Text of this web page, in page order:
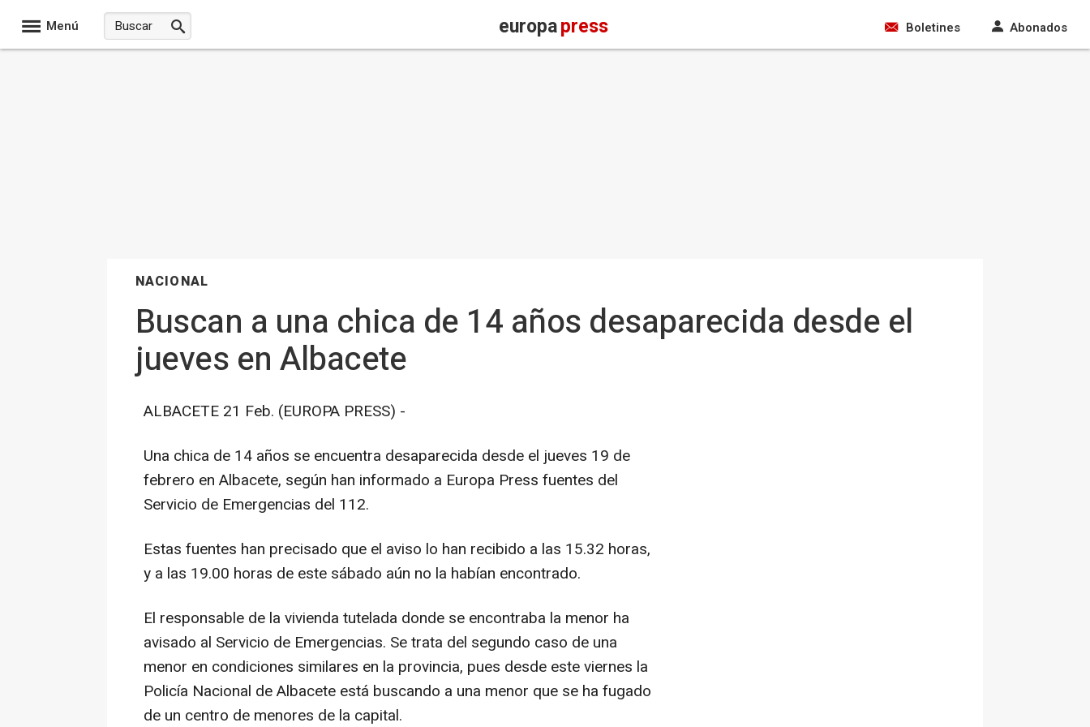
Menú europapress Boletines Abonados
NACIONAL
Buscan a una chica de 14 años desaparecida desde el
jueves en Albacete
ALBACETE 21 Feb. (EUROPA PRESS) -
Una chica de 14 años se encuentra desaparecida desde el jueves 19 de
febrero en Albacete, según han informado a Europa Press fuentes del
Servicio de Emergencias del 112.
Estas fuentes han precisado que el aviso lo han recibido a las 15.32 horas,
y a las 19.00 horas de este sábado aún no la habían encontrado.
El responsable de la vivienda tutelada donde se encontraba la menor ha
avisado al Servicio de Emergencias. Se trata del segundo caso de una
menor en condiciones similares en la provincia, pues desde este viernes la
Policía Nacional de Albacete está buscando a una menor que se ha fugado
de un centro de menores de la capital.